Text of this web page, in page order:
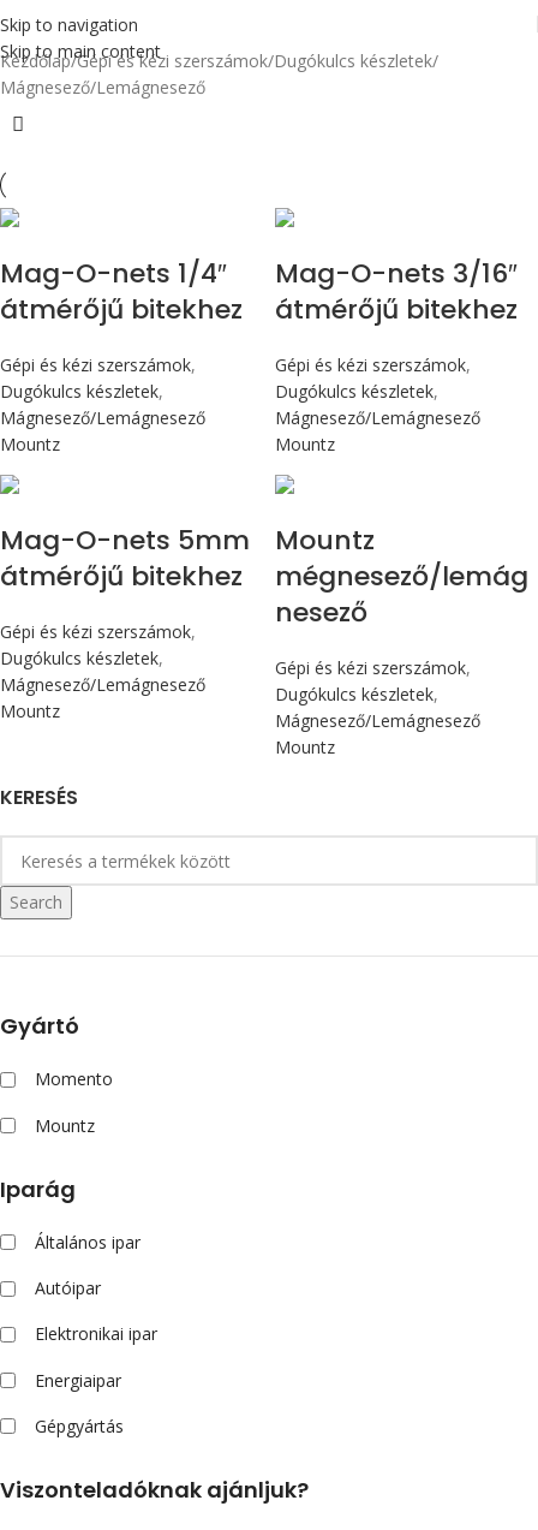
Skip to navigation
Skip to main content
KERESÉS
Search
Gyártó
Momento
Mountz
Iparág
Általános ipar
Autóipar
Elektronikai ipar
Energiaipar
Gépgyártás
Viszonteladóknak ajánljuk?
Kezdőlap Gépi és kézi szerszámok Dugókulcs készletek
Mágnesező/Lemágnesező
Mag-O-nets 1/4″
átmérőjű bitekhez
Gépi és kézi szerszámok,
Dugókulcs készletek,
Mágnesező/Lemágnesező
Mountz
Mag-O-nets 3/16″
átmérőjű bitekhez
Gépi és kézi szerszámok,
Dugókulcs készletek,
Mágnesező/Lemágnesező
Mountz
Mag-O-nets 5mm
átmérőjű bitekhez
Gépi és kézi szerszámok,
Dugókulcs készletek,
Mágnesező/Lemágnesező
Mountz
Mountz
mégnesező/lemág
nesező
Gépi és kézi szerszámok,
Dugókulcs készletek,
Mágnesező/Lemágnesező
Mountz